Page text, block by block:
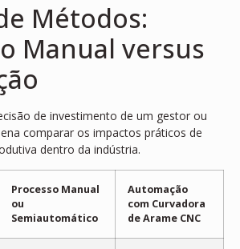
Métodos:
Manual versus
de investimento de um gestor ou
comparar os impactos práticos de
dentro da indústria.
Processo Manual
ou
Semiautomático
Automação
com Curvadora
de Arame CNC